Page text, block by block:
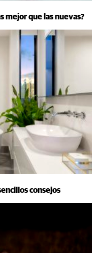
mejor que las nuevas?
consejos